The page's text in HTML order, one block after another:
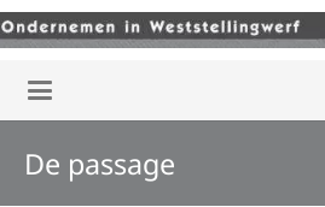
De passage